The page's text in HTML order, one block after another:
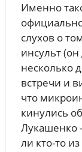
Именно
слухов о
инсульт
несколько
встречи и
что
кинулись
Лукашенко
ли кто-то